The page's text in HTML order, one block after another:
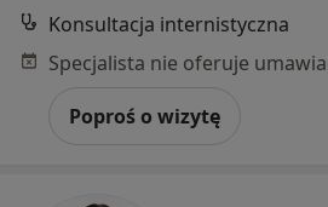
Konsultacja internistyczna
Poproś o wizytę